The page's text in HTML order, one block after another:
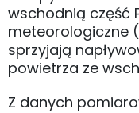
wschodnią część
meteorologiczne
sprzyjają
powietrza ze
Z danych